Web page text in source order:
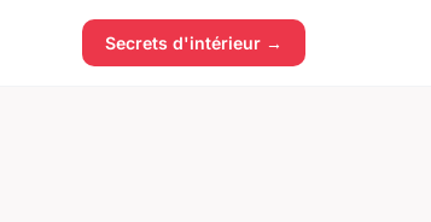
Secrets d'intérieur →